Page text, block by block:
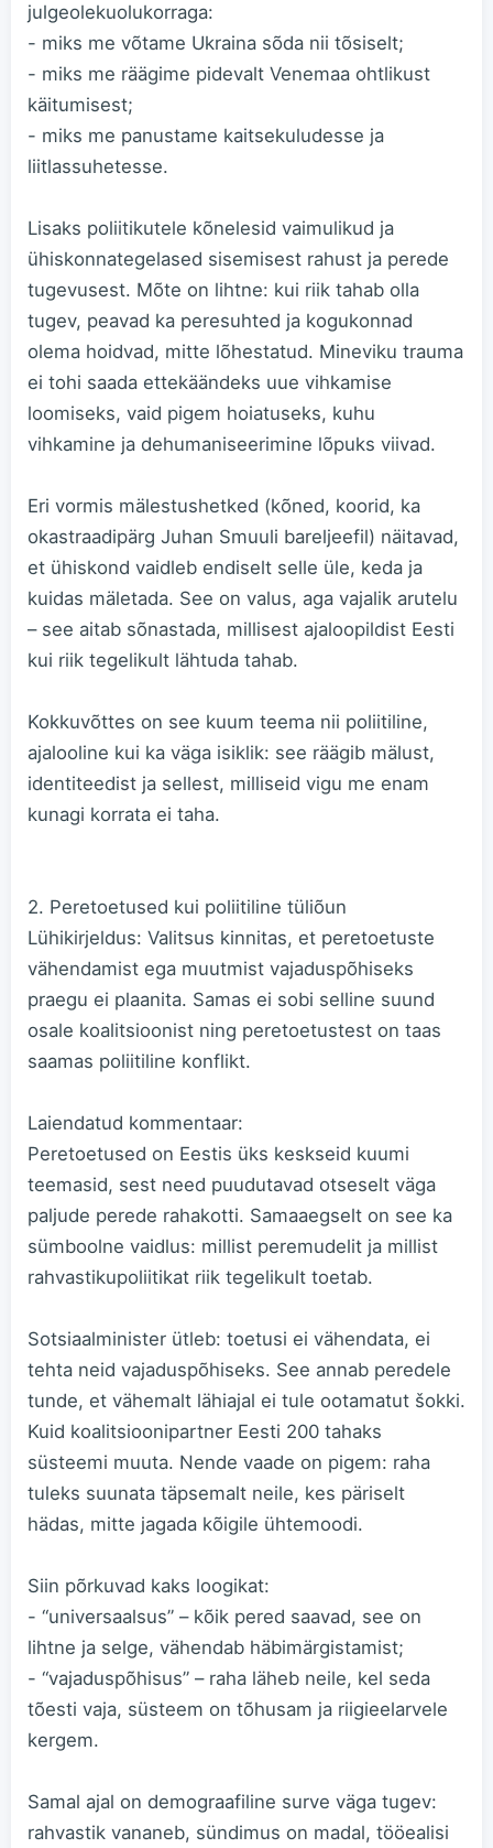
julgeolekuolukorraga:
- miks me võtame Ukraina sõda nii tõsiselt;
- miks me räägime pidevalt Venemaa ohtlikust
käitumisest;
- miks me panustame kaitsekuludesse ja
liitlassuhetesse.
Lisaks poliitikutele kõnelesid vaimulikud ja
ühiskonnategelased sisemisest rahust ja perede
tugevusest. Mõte on lihtne: kui riik tahab olla
tugev, peavad ka peresuhted ja kogukonnad
olema hoidvad, mitte lõhestatud. Mineviku trauma
ei tohi saada ettekäändeks uue vihkamise
loomiseks, vaid pigem hoiatuseks, kuhu
vihkamine ja dehumaniseerimine lõpuks viivad.
Eri vormis mälestushetked (kõned, koorid, ka
okastraadipärg Juhan Smuuli bareljeefil) näitavad,
et ühiskond vaidleb endiselt selle üle, keda ja
kuidas mäletada. See on valus, aga vajalik arutelu
– see aitab sõnastada, millisest ajaloopildist Eesti
kui riik tegelikult lähtuda tahab.
Kokkuvõttes on see kuum teema nii poliitiline,
ajalooline kui ka väga isiklik: see räägib mälust,
identiteedist ja sellest, milliseid vigu me enam
kunagi korrata ei taha.
2. Peretoetused kui poliitiline tüliõun
Lühikirjeldus: Valitsus kinnitas, et peretoetuste
vähendamist ega muutmist vajaduspõhiseks
praegu ei plaanita. Samas ei sobi selline suund
osale koalitsioonist ning peretoetustest on taas
saamas poliitiline konflikt.
Laiendatud kommentaar:
Peretoetused on Eestis üks keskseid kuumi
teemasid, sest need puudutavad otseselt väga
paljude perede rahakotti. Samaaegselt on see ka
sümboolne vaidlus: millist peremudelit ja millist
rahvastikupoliitikat riik tegelikult toetab.
Sotsiaalminister ütleb: toetusi ei vähendata, ei
tehta neid vajaduspõhiseks. See annab peredele
tunde, et vähemalt lähiajal ei tule ootamatut šokki.
Kuid koalitsioonipartner Eesti 200 tahaks
süsteemi muuta. Nende vaade on pigem: raha
tuleks suunata täpsemalt neile, kes päriselt
hädas, mitte jagada kõigile ühtemoodi.
Siin põrkuvad kaks loogikat:
- “universaalsus” – kõik pered saavad, see on
lihtne ja selge, vähendab häbimärgistamist;
- “vajaduspõhisus” – raha läheb neile, kel seda
tõesti vaja, süsteem on tõhusam ja riigieelarvele
kergem.
Samal ajal on demograafiline surve väga tugev:
rahvastik vananeb, sündimus on madal, tööealisi